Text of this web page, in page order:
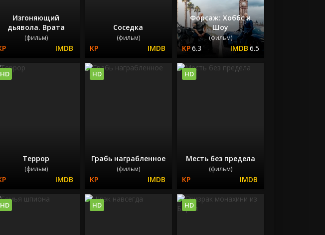
Изгоняющий
дьявола. Врата
(фильм)
Соседка
(фильм)
Форсаж: Хоббс и
Шоу
(фильм)
6.3 6.5
Террор
(фильм)
HD
Грабь награбленное
(фильм)
HD
Месть без предела
(фильм)
HD
HD HD HD